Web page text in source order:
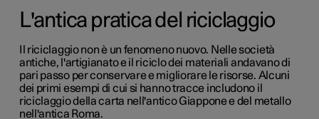
L'antica pratica del riciclaggio
Il riciclaggio non è un fenomeno nuovo. Nelle società
antiche, l'artigianato e il riciclo dei materiali andavano di
pari passo per conservare e migliorare le risorse. Alcuni
dei primi esempi di cui si hanno tracce includono il
riciclaggio della carta nell'antico Giappone e del metallo
nell'antica Roma.